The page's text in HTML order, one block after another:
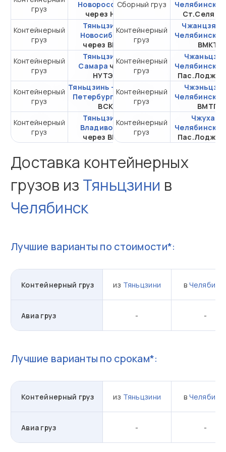
груз
Новороссийск
через НЛЭ
20DC
Контейнерный
груз
Тяньцзинь -
Новосибирск
через ВМКТ
от 268 970,42 ₽ за
20DC
Контейнерный
груз
Тяньцзинь -
Самара через
НУТЭП
от 512 081,78 ₽ за
20DC
Контейнерный
груз
Тяньцзинь - Санкт-
Петербург через
ВСК
от 278 430,18 ₽ за
20DC
Контейнерный
груз
Тяньцзинь -
Владивосток
через ВМКТ
от 104 821,61 ₽ за
20DC
Сборный груз
Челябинск
Контейнерный
груз
Челябинск
ВМКТ
Контейнерный
груз
Челябинск
Контейнерный
груз
Челябинск
ВМТП
Контейнерный
груз
Чжухай -
Челябинск
Доставка контейнерных
грузов из Тяньцзини в
Челябинск
Лучшие варианты по стоимости*:
Контейнерный груз из Тяньцзини в
Авиа груз - -
Лучшие варианты по срокам*:
Контейнерный груз из Тяньцзини в
Авиа груз - -